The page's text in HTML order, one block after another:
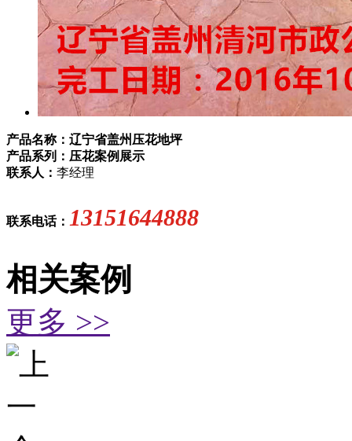
产品名称：辽宁省盖州压花地坪
产品系列：压花案例展示
联系人： 李经理
联系电话： 13151644888
相关案例
更多 >>